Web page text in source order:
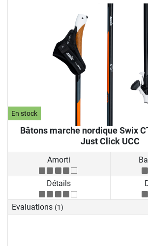
En stock
Bâtons marche nordique Swix
Just Click UCC
Amorti
Détails
Evaluations (1)